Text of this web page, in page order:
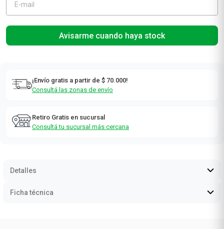
Avisarme cuando haya stock
¡Envío gratis a partir de $ 70.000!
Consultá las zonas de envío
Retiro Gratis en sucursal
Consultá tu sucursal más cercana
Detalles
Ficha técnica